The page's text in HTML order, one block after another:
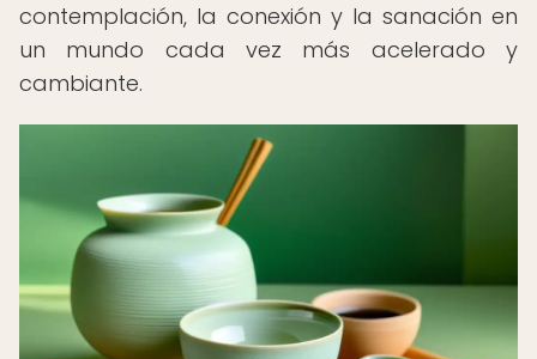
contemplación, la conexión y la sanación en
un mundo cada vez más acelerado y
cambiante.